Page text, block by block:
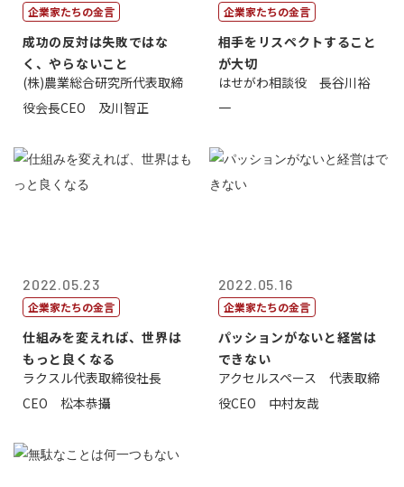
企業家たちの金言
成功の反対は失敗ではな
く、やらないこと
(株)農業総合研究所代表取締
役会長CEO 及川智正
企業家たちの金言
相手をリスペクトすること
が大切
はせがわ相談役 長谷川裕
一
2022.05.23
企業家たちの金言
仕組みを変えれば、世界は
もっと良くなる
ラクスル代表取締役社長
CEO 松本恭攝
2022.05.16
企業家たちの金言
パッションがないと経営は
できない
アクセルスペース 代表取締
役CEO 中村友哉